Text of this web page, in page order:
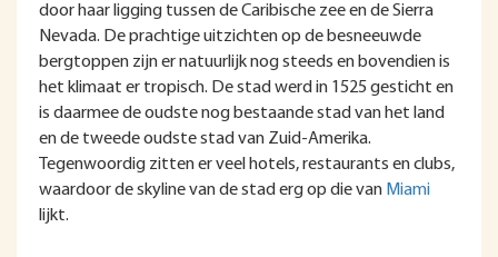
door haar ligging tussen de Caribische zee en de Sierra
Nevada. De prachtige uitzichten op de besneeuwde
bergtoppen zijn er natuurlijk nog steeds en bovendien is
het klimaat er tropisch. De stad werd in 1525 gesticht en
is daarmee de oudste nog bestaande stad van het land
en de tweede oudste stad van Zuid-Amerika.
Tegenwoordig zitten er veel hotels, restaurants en clubs,
waardoor de skyline van de stad erg op die van Miami
lijkt.